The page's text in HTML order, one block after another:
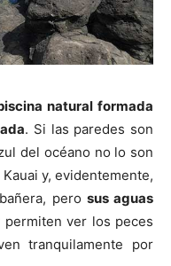
natural formada
. Si las paredes son
del océano no lo son
y, evidentemente,
pero sus aguas
ver los peces
tranquilamente por